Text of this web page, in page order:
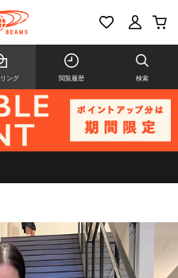
ング 閲覧履歴 検索